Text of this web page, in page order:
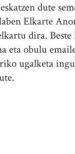
dute
Elkarte
dira. Beste
eta obulu
ugalketa